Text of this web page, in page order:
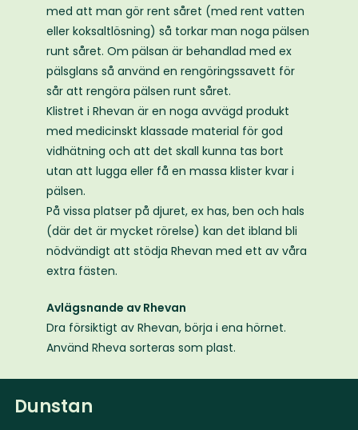
med att man gör rent såret (med rent vatten
eller koksaltlösning) så torkar man noga pälsen
runt såret. Om pälsan är behandlad med ex
pälsglans så använd en rengöringssavett för
sår att rengöra pälsen runt såret.
Klistret i Rhevan är en noga avvägd produkt
med medicinskt klassade material för god
vidhätning och att det skall kunna tas bort
utan att lugga eller få en massa klister kvar i
pälsen.
På vissa platser på djuret, ex has, ben och hals
(där det är mycket rörelse) kan det ibland bli
nödvändigt att stödja Rhevan med ett av våra
extra fästen.
Avlägsnande av Rhevan
Dra försiktigt av Rhevan, börja i ena hörnet.
Använd Rheva sorteras som plast.
Dunstan